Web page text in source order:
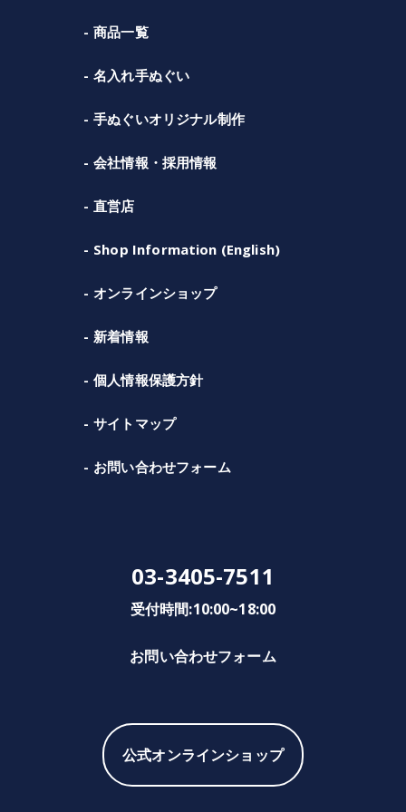
商品一覧
名入れ手ぬぐい
手ぬぐいオリジナル制作
会社情報・採用情報
直営店
Shop Information (English)
オンラインショップ
新着情報
個人情報保護方針
サイトマップ
お問い合わせフォーム
03-3405-7511
受付時間:10:00~18:00
お問い合わせフォーム
公式オンラインショップ